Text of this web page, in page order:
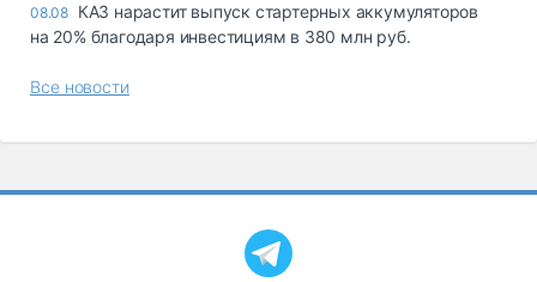
08.08 КАЗ нарастит выпуск стартерных аккумуляторов
на 20% благодаря инвестициям в 380 млн руб.
Все новости